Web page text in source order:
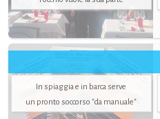
In spiaggia e in barca serve
un pronto soccorso "da manuale"